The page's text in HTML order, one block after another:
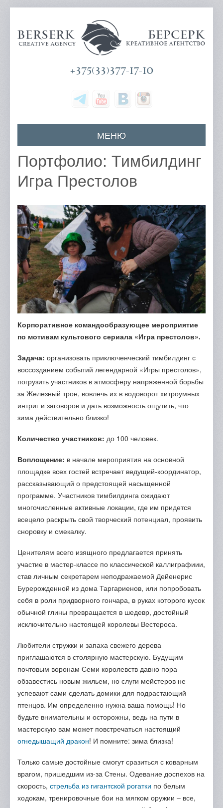
+375(33)377-17-10
МЕНЮ
Главная
О компании
Наши услуги
Цены
Отзывы
Портфолио
Контакты
Портфолио: Тимбилдинг
Игра Престолов
Корпоративное командообразующее мероприятие
по мотивам культового сериала «Игра престолов».
Задача: организовать приключенческий тимбилдинг с
воссозданием событий легендарной «Игры престолов»,
погрузить участников в атмосферу напряженной борьбы
за Железный трон, вовлечь их в водоворот хитроумных
интриг и заговоров и дать возможность ощутить, что
зима действительно близко!
Количество участников: до 100 человек.
Воплощение: в начале мероприятия на основной
площадке всех гостей встречает ведущий-координатор,
рассказывающий о предстоящей насыщенной
программе. Участников тимбилдинга ожидают
многочисленные активные локации, где им придется
всецело раскрыть свой творческий потенциал, проявить
сноровку и смекалку.
Ценителям всего изящного предлагается принять
участие в мастер-классе по классической каллиграфиии,
став личным секретарем неподражаемой Дейенерис
Бурерожденной из дома Таргариенов, или попробовать
себя в роли придворного гончара, в руках которого кусок
обычной глины превращается в шедевр, достойный
исключительно настоящей королевы Вестероса.
Любители стружки и запаха свежего дерева
приглашаются в столярную мастерскую. Будущим
почтовым воронам Семи королевств давно пора
обзавестись новым жильем, но слуги мейстеров не
успевают сами сделать домики для подрастающий
птенцов. Им определенно нужна ваша помощь! Но
будьте внимательны и осторожны, ведь на пути в
мастерскую вам может повстречаться настоящий
огнедышащий дракон! И помните: зима близка!
Только самые достойные смогут сразиться с коварным
врагом, пришедшим из-за Стены. Одевание доспехов на
скорость, стрельба из гигантской рогатки по белым
ходокам, тренировочные бои на мягком оружии – все,